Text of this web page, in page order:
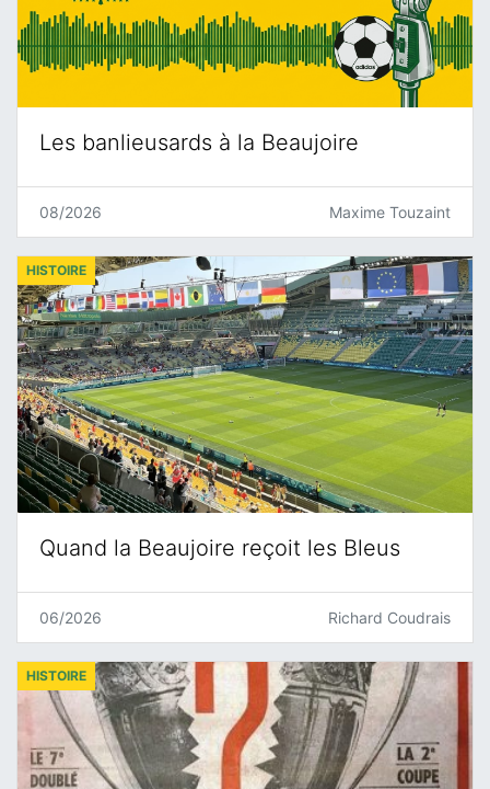
Les banlieusards à la Beaujoire
08/2026 Maxime Touzaint
Quand la Beaujoire reçoit les Bleus
HISTOIRE
06/2026 Richard Coudrais
HISTOIRE